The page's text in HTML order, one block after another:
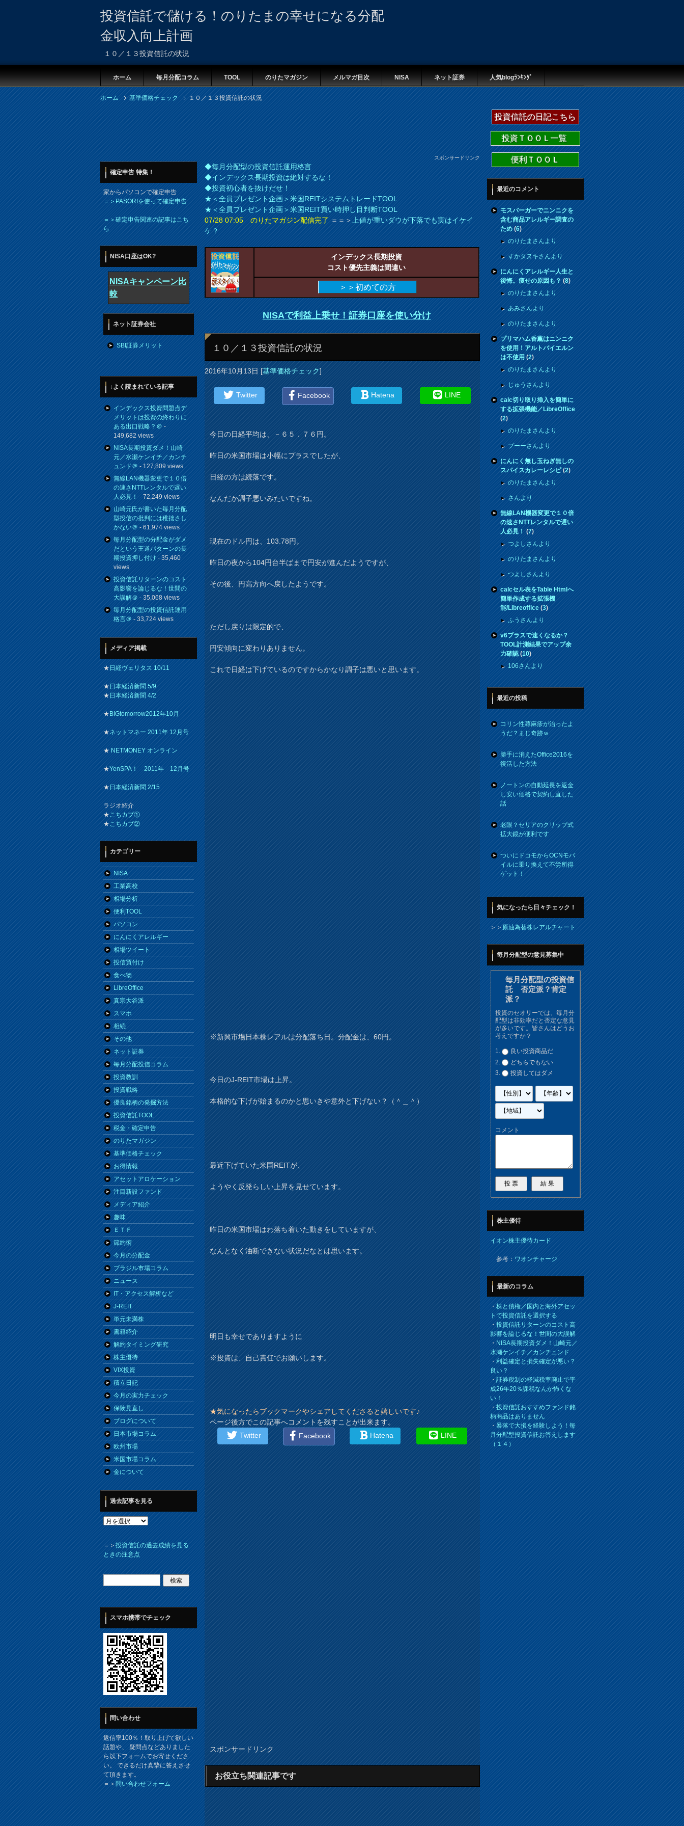
投資信託で儲ける！のりたまの幸せになる分配
金収入向上計画
１０／１３投資信託の状況
ホーム 毎月分配コラム TOOL のりたマガジン メルマガ目次 NISA ネット証券 人気blogﾗﾝｷﾝｸﾞ
ホーム 基準価格チェック １０／１３投資信託の状況
スポンサードリンク
◆毎月分配型の投資信託運用格言
◆インデックス長期投資は絶対するな！
◆投資初心者を抜けだせ！
★＜全員プレゼント企画＞米国REITシステムトレードTOOL
★＜全員プレゼント企画＞米国REIT買い時押し目判断TOOL
07/28 07:05 のりたマガジン配信完了＝＝＞上値が重いダウが下落でも実はイケイ
ケ？
インデックス長期投資
コスト優先主義は間違い
＞＞初めての方
NISAで利益上乗せ！証券口座を使い分け
１０／１３投資信託の状況
2016年10月13日[基準価格チェック]
Twitter Facebook Hatena LINE
今日の日経平均は、－６５．７６円。
昨日の米国市場は小幅にプラスでしたが、
日経の方は続落です。
なんだか調子悪いみたいですね。
現在のドル円は、103.78円。
昨日の夜から104円台半ばまで円安が進んだようですが、
その後、円高方向へ戻したようです。
ただし戻りは限定的で、
円安傾向に変わりありません。
これで日経は下げているのですからかなり調子は悪いと思います。
※新興市場日本株レアルは分配落ち日。分配金は、60円。
今日のJ-REIT市場は上昇。
本格的な下げが始まるのかと思いきや意外と下げない？（＾＿＾）
最近下げていた米国REITが、
ようやく反発らしい上昇を見せています。
昨日の米国市場はわ落ち着いた動きをしていますが、
なんとなく油断できない状況だなとは思います。
明日も幸せでありますように
※投資は、自己責任でお願いします。
★気になったらブックマークやシェアしてくださると嬉しいです♪
ページ後方でこの記事へコメントを残すことが出来ます。
Twitter
Facebook Hatena LINE
スポンサードリンク
お役立ち関連記事です
確定申告 特集！
家からパソコンで確定申告
＝＞PASORIを使って確定申告
＝＞確定申告関連の記事はこち
ら
NISA口座はOK?
NISAキャンペーン比
較
ネット証券会社
SBI証券メリット
↓よく読まれている記事
インデックス投資問題点デ
メリットは投資の終わりに
ある出口戦略？＠-
149,682 views
NISA長期投資ダメ！山崎
元／水瀬ケンイチ／カンチ
ュンド＠- 127,809 views
無線LAN機器変更で１０倍
の速さNTTレンタルで遅い
人必見！- 72,249 views
山崎元氏が書いた毎月分配
型投信の批判には稚拙さし
かない＠- 61,974 views
毎月分配型の分配金がダメ
だという王道パターンの長
期投資押し付け- 35,460
views
投資信託リターンのコスト
高影響を論じるな！世間の
大誤解＠- 35,068 views
毎月分配型の投資信託運用
格言＠- 33,724 views
メディア掲載
★日経ヴェリタス 10/11
★日本経済新聞 5/9
★日本経済新聞 4/2
★BIGtomorrow2012年10月
★ネットマネー 2011年 12月号
★NETMONEY オンライン
★YenSPA！ 2011年 12月号
★日本経済新聞 2/15
ラジオ紹介
★こちカブ①
★こちカブ②
カテゴリー
NISA
工業高校
相場分析
便利TOOL
パソコン
にんにくアレルギー
相場ツイート
投信買付け
食べ物
LibreOffice
真宗大谷派
スマホ
相続
その他
ネット証券
毎月分配投信コラム
投資教訓
投資戦略
優良銘柄の発掘方法
投資信託TOOL
税金・確定申告
のりたマガジン
基準価格チェック
お得情報
アセットアロケーション
注目新設ファンド
メディア紹介
趣味
ＥＴＦ
節約術
今月の分配金
ブラジル市場コラム
ニュース
IT・アクセス解析など
J-REIT
単元未満株
書籍紹介
解約タイミング研究
株主優待
VIX投資
積立日記
今月の実力チェック
保険見直し
ブログについて
日本市場コラム
欧州市場
米国市場コラム
金について
過去記事を見る
＝＞投資信託の過去成績を見る
ときの注意点
スマホ携帯でチェック
問い合わせ
返信率100％！取り上げて欲しい
話題や、 疑問点などありました
ら以下フォームでお寄せくださ
い。 できるだけ真摯に答えさせ
て頂きます。
＝＞問い合わせフォーム
投資信託の日記こちら
投資ＴＯＯＬ一覧
便利ＴＯＯＬ
最近のコメント
モスバーガーでニンニクを
含む商品アレルギー調査の
ため(6)
のりたまさんより
すかタヌキさんより
にんにくアレルギー人生と
後悔。痩せの原因も？(8)
のりたまさんより
あみさんより
のりたまさんより
プリマハム香薫はニンニク
を使用！アルトバイエルン
は不使用(2)
のりたまさんより
じゅうさんより
calc切り取り挿入を簡単に
する拡張機能／LibreOffice
(2)
のりたまさんより
プーーさんより
にんにく無し玉ねぎ無しの
スパイスカレーレシピ(2)
のりたまさんより
さんより
無線LAN機器変更で１０倍
の速さNTTレンタルで遅い
人必見！(7)
つよしさんより
のりたまさんより
つよしさんより
calcセル表をTable Htmlへ
簡単作成する拡張機
能/Libreoffice(3)
ふうさんより
v6プラスで速くなるか？
TOOL計測結果でアップ余
力確認(10)
106さんより
最近の投稿
コリン性蕁麻疹が治ったよ
うだ？まじ奇跡ｗ
勝手に消えたOffice2016を
復活した方法
ノートンの自動延長を返金
し安い価格で契約し直した
話
老眼？セリアのクリップ式
拡大鏡が便利です
ついにドコモからOCNモバ
イルに乗り換えて不労所得
ゲット！
気になったら日々チェック！
＞＞原油為替株レアルチャート
毎月分配型の意見募集中
毎月分配型の投資信
託 否定派？肯定
派？
投資のセオリーでは、毎月分
配型は非効率だと否定な意見
が多いです。皆さんはどうお
考えですか？
良い投資商品だ
どちらでもない
投資してはダメ
コメント
株主優待
イオン株主優待カード
参考：ワオンチャージ
最新のコラム
・株と債権／国内と海外アセッ
トで投資信託を選択する
・投資信託リターンのコスト高
影響を論じるな！世間の大誤解
・NISA長期投資ダメ！山崎元／
水瀬ケンイチ／カンチュンド
・利益確定と損失確定が悪い？
良い？
・証券税制の軽減税率廃止で平
成26年20％課税なんか怖くな
い！
・投資信託おすすめファンド銘
柄商品はありません
・暴落で大損を経験しよう！毎
月分配型投資信託お答えします
（１４）